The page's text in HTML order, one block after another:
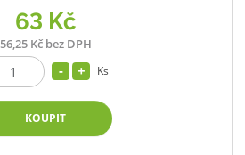
63 Kč
56,25 Kč bez DPH
Ks
KOUPIT